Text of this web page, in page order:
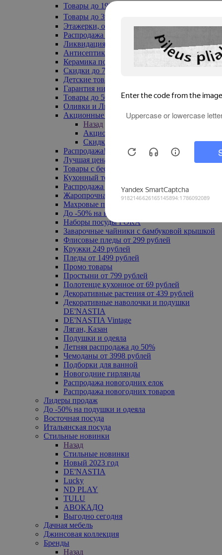
Товары до 199₽
Товары до 399₽
Этажерки, обувницы
Распродажа текстиля до -50%
Ликвидация до -70%
Антисептики
Керамика по 129 руб
Скидки до 70%
Детские товары
Гарантия низкой цены
Товары до 500 руб
Оливки и Лимоны
Акционные товары
Назад
Акционные товары
Скидка 20% по промокоду
Распродажа! Ульяновск до -70%
Лучшая цена
Товары с бесплатной доставкой
Кухонный текстиль
Распродажа до -50%
Жаропрочная посуда
Махровые полотенца
До -50% на ковры
Наборы посуды FORA
Заварочные чайники с бамбуковой крышкой
Флисовые пледы от 299 рублей
Кружки 249 рублей
Пледы от 1499 рублей
Промо товары
Простыни от 799 рублей
Полотенце кухонное от 69 рублей
Декоративные растения от 439 рублей
Декоративные наволочки и подушки
DE'NASTIA
DE'NASTIA Vintage
Ляган, Казан
Подушки и одеяла
Летняя распродажа до 50%
Чемоданы от 3998 рублей
Подборки для ванной
Новогодние гирлянды
Распродажа новогодних елок
Распродажа новогодних товаров
Лидеры продаж
До -50% на подушки и одеяла
Восточная посуда
Итальянская посуда
Стильные новинки
Назад
Стильные новинки
Новый 2023 год
DE'NASTIA
Lucky
ND PLAY
TULU
АВОКАДО
Выгодно сегодня
Дачная мебель
Джинсовая коллекция
Бренды
Назад